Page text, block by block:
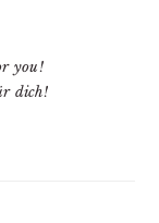
you!
dich!